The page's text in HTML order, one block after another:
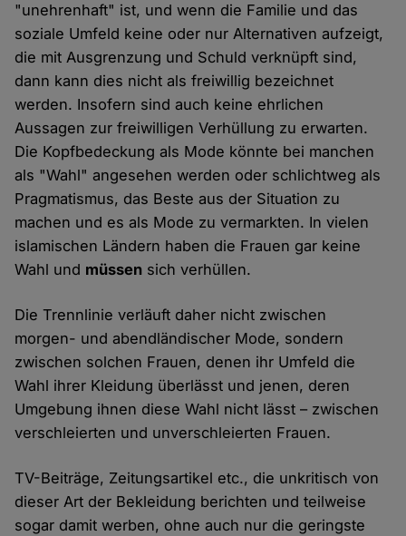
"unehrenhaft" ist, und wenn die Familie und das
soziale Umfeld keine oder nur Alternativen aufzeigt,
die mit Ausgrenzung und Schuld verknüpft sind,
dann kann dies nicht als freiwillig bezeichnet
werden. Insofern sind auch keine ehrlichen
Aussagen zur freiwilligen Verhüllung zu erwarten.
Die Kopfbedeckung als Mode könnte bei manchen
als "Wahl" angesehen werden oder schlichtweg als
Pragmatismus, das Beste aus der Situation zu
machen und es als Mode zu vermarkten. In vielen
islamischen Ländern haben die Frauen gar keine
Wahl und müssen sich verhüllen.
Die Trennlinie verläuft daher nicht zwischen
morgen- und abendländischer Mode, sondern
zwischen solchen Frauen, denen ihr Umfeld die
Wahl ihrer Kleidung überlässt und jenen, deren
Umgebung ihnen diese Wahl nicht lässt – zwischen
verschleierten und unverschleierten Frauen.
TV-Beiträge, Zeitungsartikel etc., die unkritisch von
dieser Art der Bekleidung berichten und teilweise
sogar damit werben, ohne auch nur die geringste